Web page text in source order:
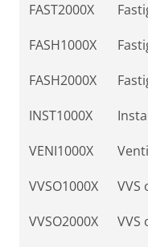
FAST2000X
FASH1000X
FASH2000X
INST1000X
VENI1000X
VVSO1000X
VVS
VVSO2000X
VVS